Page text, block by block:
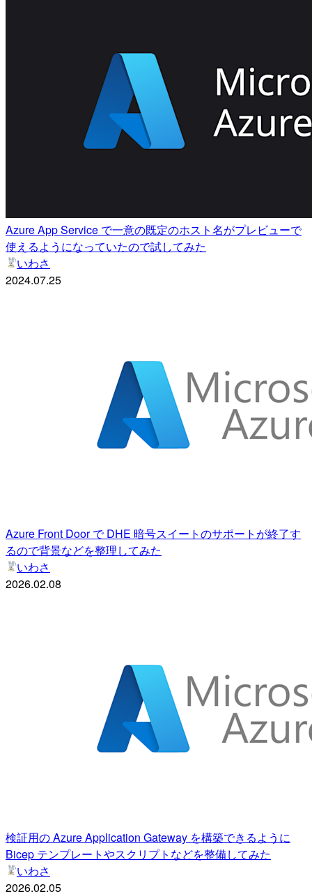
Azure App Service で一意の既定のホスト名がプレビューで
使えるようになっていたので試してみた
いわさ
2024.07.25
Azure Front Door で DHE 暗号スイートのサポートが終了す
るので背景などを整理してみた
いわさ
2026.02.08
検証用の Azure Application Gateway を構築できるように
Bicep テンプレートやスクリプトなどを整備してみた
いわさ
2026.02.05